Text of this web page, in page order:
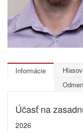
Informácie
Účasť na
2026